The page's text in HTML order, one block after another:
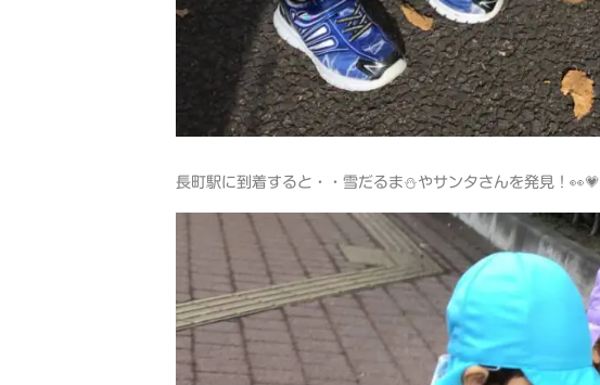
長町駅に到着すると・・雪だるま⛄やサンタさんを発見！👀💗